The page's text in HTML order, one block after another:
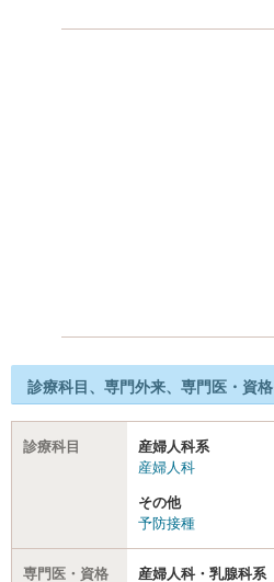
診療科目、専門外来、専門医・資格
診療科目
産婦人科系
産婦人科
その他
予防接種
専門医・資格 産婦人科・乳腺科系